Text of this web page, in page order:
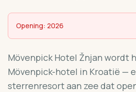
Opening: 2026
Mövenpick Hotel Žnjan wordt
Mövenpick-hotel in Kroatië —
sterrenresort aan zee dat